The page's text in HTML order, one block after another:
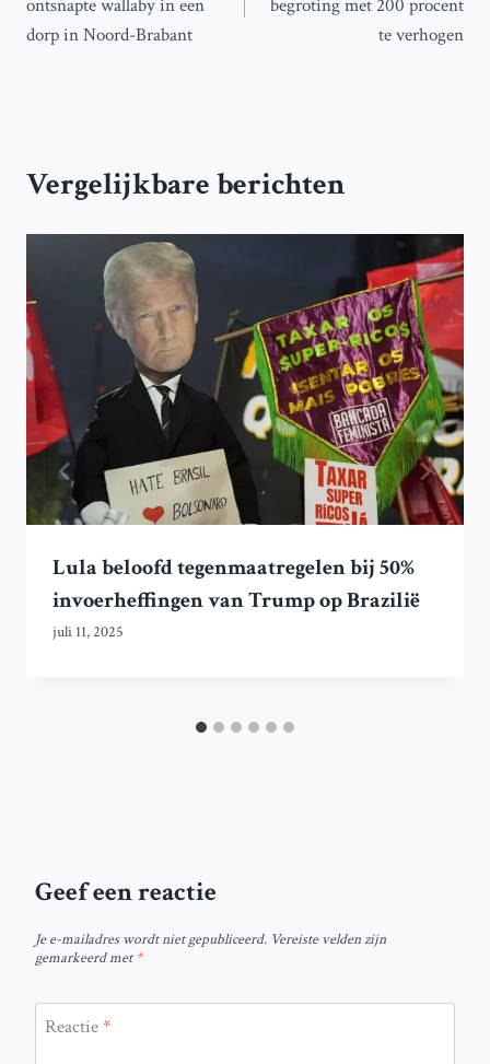
ontsnapte wallaby in een
dorp in Noord-Brabant
begroting met 200 procent
te verhogen
Vergelijkbare berichten
Lula beloofd tegenmaatregelen bij 50%
invoerheffingen van Trump op Brazilië
juli 11, 2025
Geef een reactie
Je e-mailadres wordt niet gepubliceerd. Vereiste velden zijn
gemarkeerd met*
Reactie*